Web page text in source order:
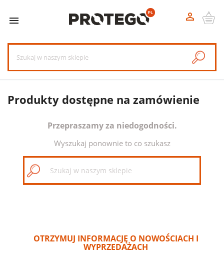
 
Produkty dostępne na zamówienie
Przepraszamy za niedogodności.
Wyszukaj ponownie to co szukasz
OTRZYMUJ INFORMACJĘ O NOWOŚCIACH I
WYPRZEDAŻACH